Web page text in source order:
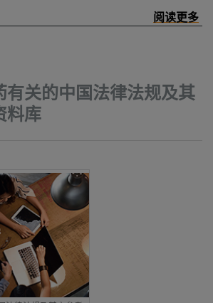
有关的中国法律法规及其
料库